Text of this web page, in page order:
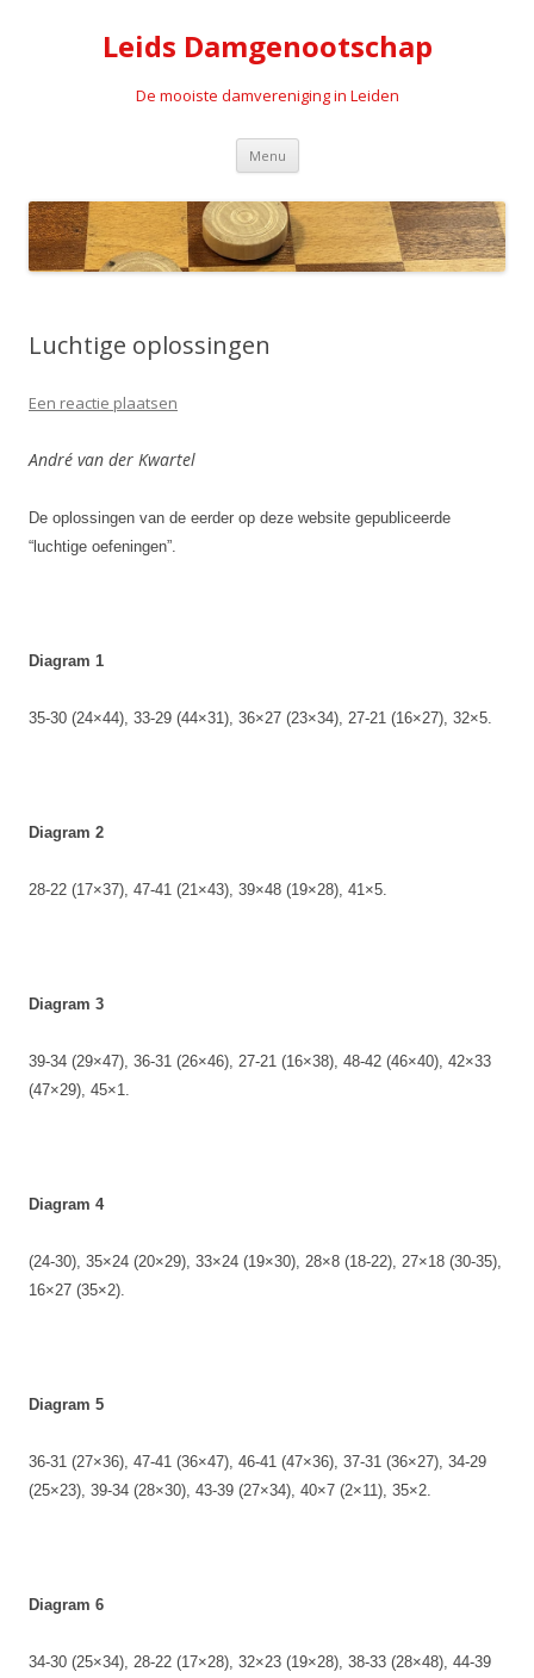
Leids Damgenootschap
De mooiste damvereniging in Leiden
Menu Spring naar de inhoud
Luchtige oplossingen
Een reactie plaatsen
André van der Kwartel
De oplossingen van de eerder op deze website gepubliceerde
“luchtige oefeningen”.
Diagram 1
35-30 (24×44), 33-29 (44×31), 36×27 (23×34), 27-21 (16×27), 32×5.
Diagram 2
28-22 (17×37), 47-41 (21×43), 39×48 (19×28), 41×5.
Diagram 3
39-34 (29×47), 36-31 (26×46), 27-21 (16×38), 48-42 (46×40), 42×33
(47×29), 45×1.
Diagram 4
(24-30), 35×24 (20×29), 33×24 (19×30), 28×8 (18-22), 27×18 (30-35),
16×27 (35×2).
Diagram 5
36-31 (27×36), 47-41 (36×47), 46-41 (47×36), 37-31 (36×27), 34-29
(25×23), 39-34 (28×30), 43-39 (27×34), 40×7 (2×11), 35×2.
Diagram 6
34-30 (25×34), 28-22 (17×28), 32×23 (19×28), 38-33 (28×48), 44-39